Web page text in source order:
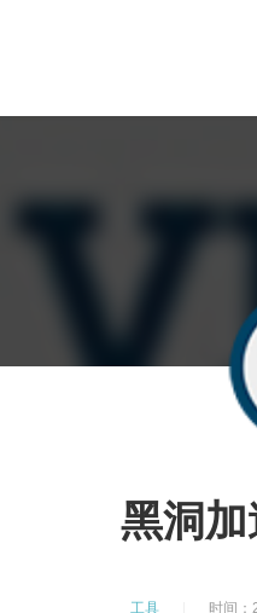
黑洞
工具 时间：